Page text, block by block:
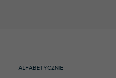
ALFABETYCZNIE